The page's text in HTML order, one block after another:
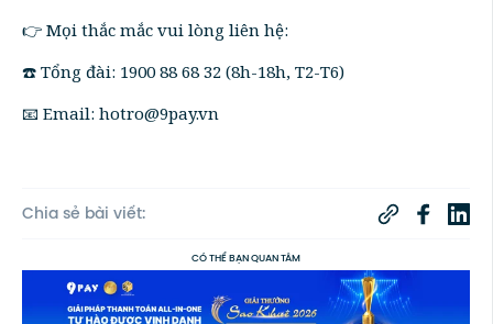
👉 Mọi thắc mắc vui lòng liên hệ:
☎️ Tổng đài: 1900 88 68 32 (8h-18h, T2-T6)
📧 Email: hotro@9pay.vn
Chia sẻ bài viết:
CÓ THỂ BẠN QUAN TÂM